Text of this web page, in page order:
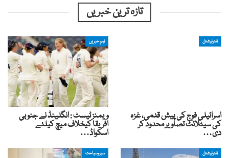
تازہ ترین خبریں
انٹرنیشنل
اسرائیلی فوج کی پیش قدمی، غزہ
کی سیٹلائٹ تصاویر محدود کر
دی…
اہم خبریں
ویمنز ٹیسٹ : انگلینڈ نے جنوبی
افریقا کیخلاف میچ کیلئے
اسکواڈ…
انٹرنیشنل سیروسیاحت